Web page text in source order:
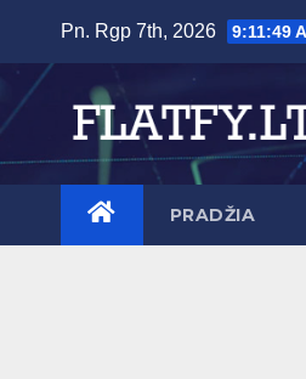
content
Pn. Rgp 7th, 2026 9:11:50
PRADŽIA